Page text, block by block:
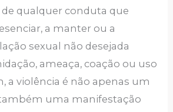
de qualquer conduta que
a manter ou a
sexual não desejada
ameaça, coação ou uso
a violência é não apenas um
uma manifestação